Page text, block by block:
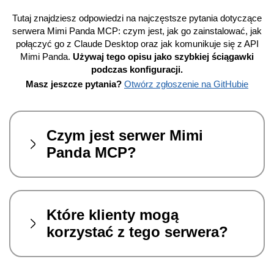
Tutaj znajdziesz odpowiedzi na najczęstsze pytania dotyczące
serwera Mimi Panda MCP: czym jest, jak go zainstalować, jak
połączyć go z Claude Desktop oraz jak komunikuje się z API
Mimi Panda. Używaj tego opisu jako szybkiej ściągawki
podczas konfiguracji.
Masz jeszcze pytania? Otwórz zgłoszenie na GitHubie
Czym jest serwer Mimi
Panda MCP?
Które klienty mogą
korzystać z tego serwera?